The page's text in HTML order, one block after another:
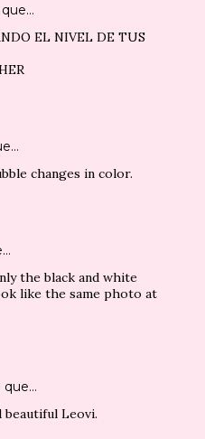
EL NIVEL DE TUS
changes in color.
the black and white
like the same photo at
que…
beautiful Leovi.